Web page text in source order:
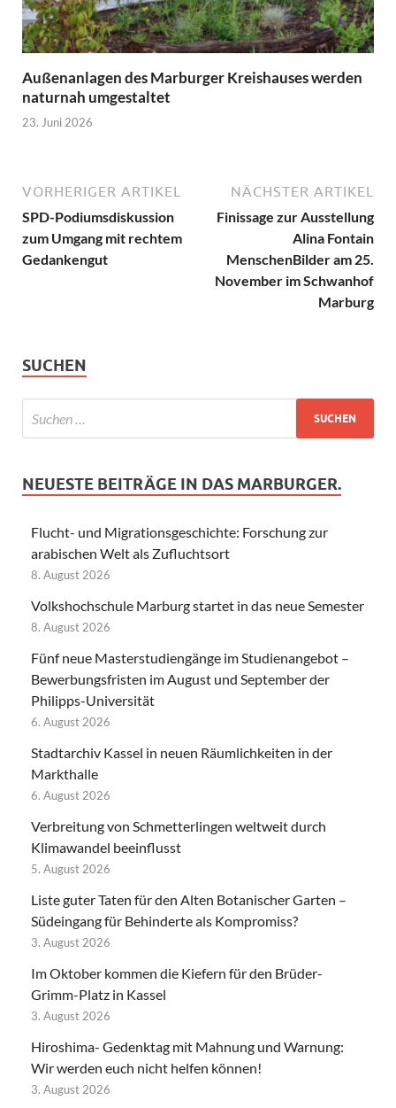
Außenanlagen des Marburger Kreishauses werden
naturnah umgestaltet
23. Juni 2026
VORHERIGER ARTIKEL
SPD-Podiumsdiskussion
zum Umgang mit rechtem
Gedankengut
NÄCHSTER ARTIKEL
Finissage zur Ausstellung
Alina Fontain
MenschenBilder am 25.
November im Schwanhof
Marburg
SUCHEN
NEUESTE BEITRÄGE IN DAS MARBURGER.
Flucht- und Migrationsgeschichte: Forschung zur
arabischen Welt als Zufluchtsort
8. August 2026
Volkshochschule Marburg startet in das neue Semester
8. August 2026
Fünf neue Masterstudiengänge im Studienangebot –
Bewerbungsfristen im August und September der
Philipps-Universität
6. August 2026
Stadtarchiv Kassel in neuen Räumlichkeiten in der
Markthalle
6. August 2026
Verbreitung von Schmetterlingen weltweit durch
Klimawandel beeinflusst
5. August 2026
Liste guter Taten für den Alten Botanischer Garten –
Südeingang für Behinderte als Kompromiss?
3. August 2026
Im Oktober kommen die Kiefern für den Brüder-
Grimm-Platz in Kassel
3. August 2026
Hiroshima- Gedenktag mit Mahnung und Warnung:
Wir werden euch nicht helfen können!
3. August 2026